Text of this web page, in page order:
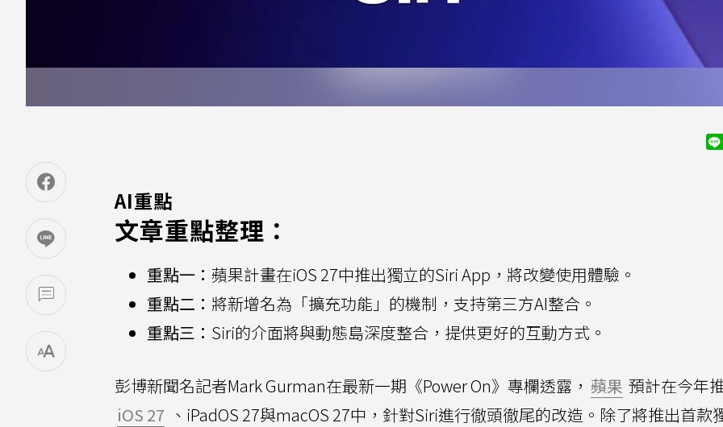
AI重點
文章重點整理：
重點一： 蘋果計畫在iOS 27中推出獨立的Siri App，將改變使用體驗。
重點二： 將新增名為「擴充功能」的機制，支持第三方AI整合。
重點三： Siri的介面將與動態島深度整合，提供更好的互動方式。
彭博新聞名記者Mark Gurman在最新一期《Power On》專欄透露， 蘋果 預計在今年
iOS 27 、iPadOS 27與macOS 27中，針對Siri進行徹頭徹尾的改造。除了將推出首款